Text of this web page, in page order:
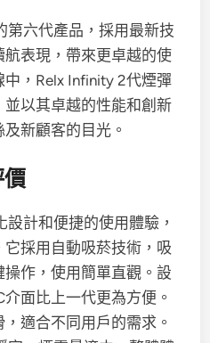
第六代產品，採用最新技
表現，帶來更卓越的使
，Relx Infinity 2代煙彈
以其卓越的性能和創新
新顧客的目光。
價
設計和便捷的使用體驗，
採用自動吸菸技術，吸
作，使用簡單直觀。設
面比上一代更為方便。
適合不同用戶的需求。